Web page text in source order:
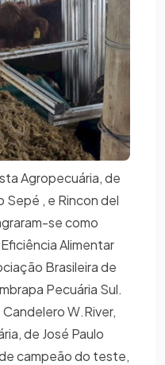
Agropecuária, de
Sepé , e Rincon del
se como
Alimentar
Brasileira de
Pecuária Sul.
W.River,
de José Paulo
campeão do teste,